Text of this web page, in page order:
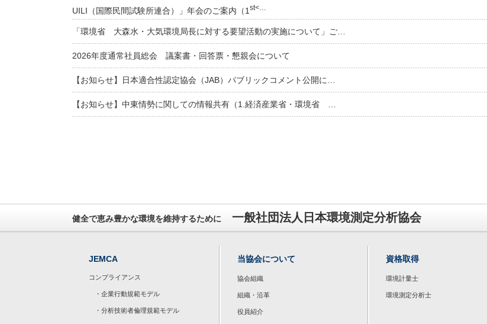
UILI（国際民間試験所連合）」年会のご案内（1 st<…
「環境省 大森水・大気環境局長に対する要望活動の実施について」ご…
2026年度通常社員総会 議案書・回答票・懇親会について
【お知らせ】日本適合性認定協会（JAB）パブリックコメント公開に…
【お知らせ】中東情勢に関しての情報共有（1.経済産業省・環境省 …
健全で恵み豊かな環境を維持するために 一般社団法人日本環境測定分析協会
JEMCA
コンプライアンス
・企業行動規範モデル
・分析技術者倫理規範モデル
当協会について
協会組織
組織・沿革
役員紹介
資格取得
環境計量士
環境測定分析士